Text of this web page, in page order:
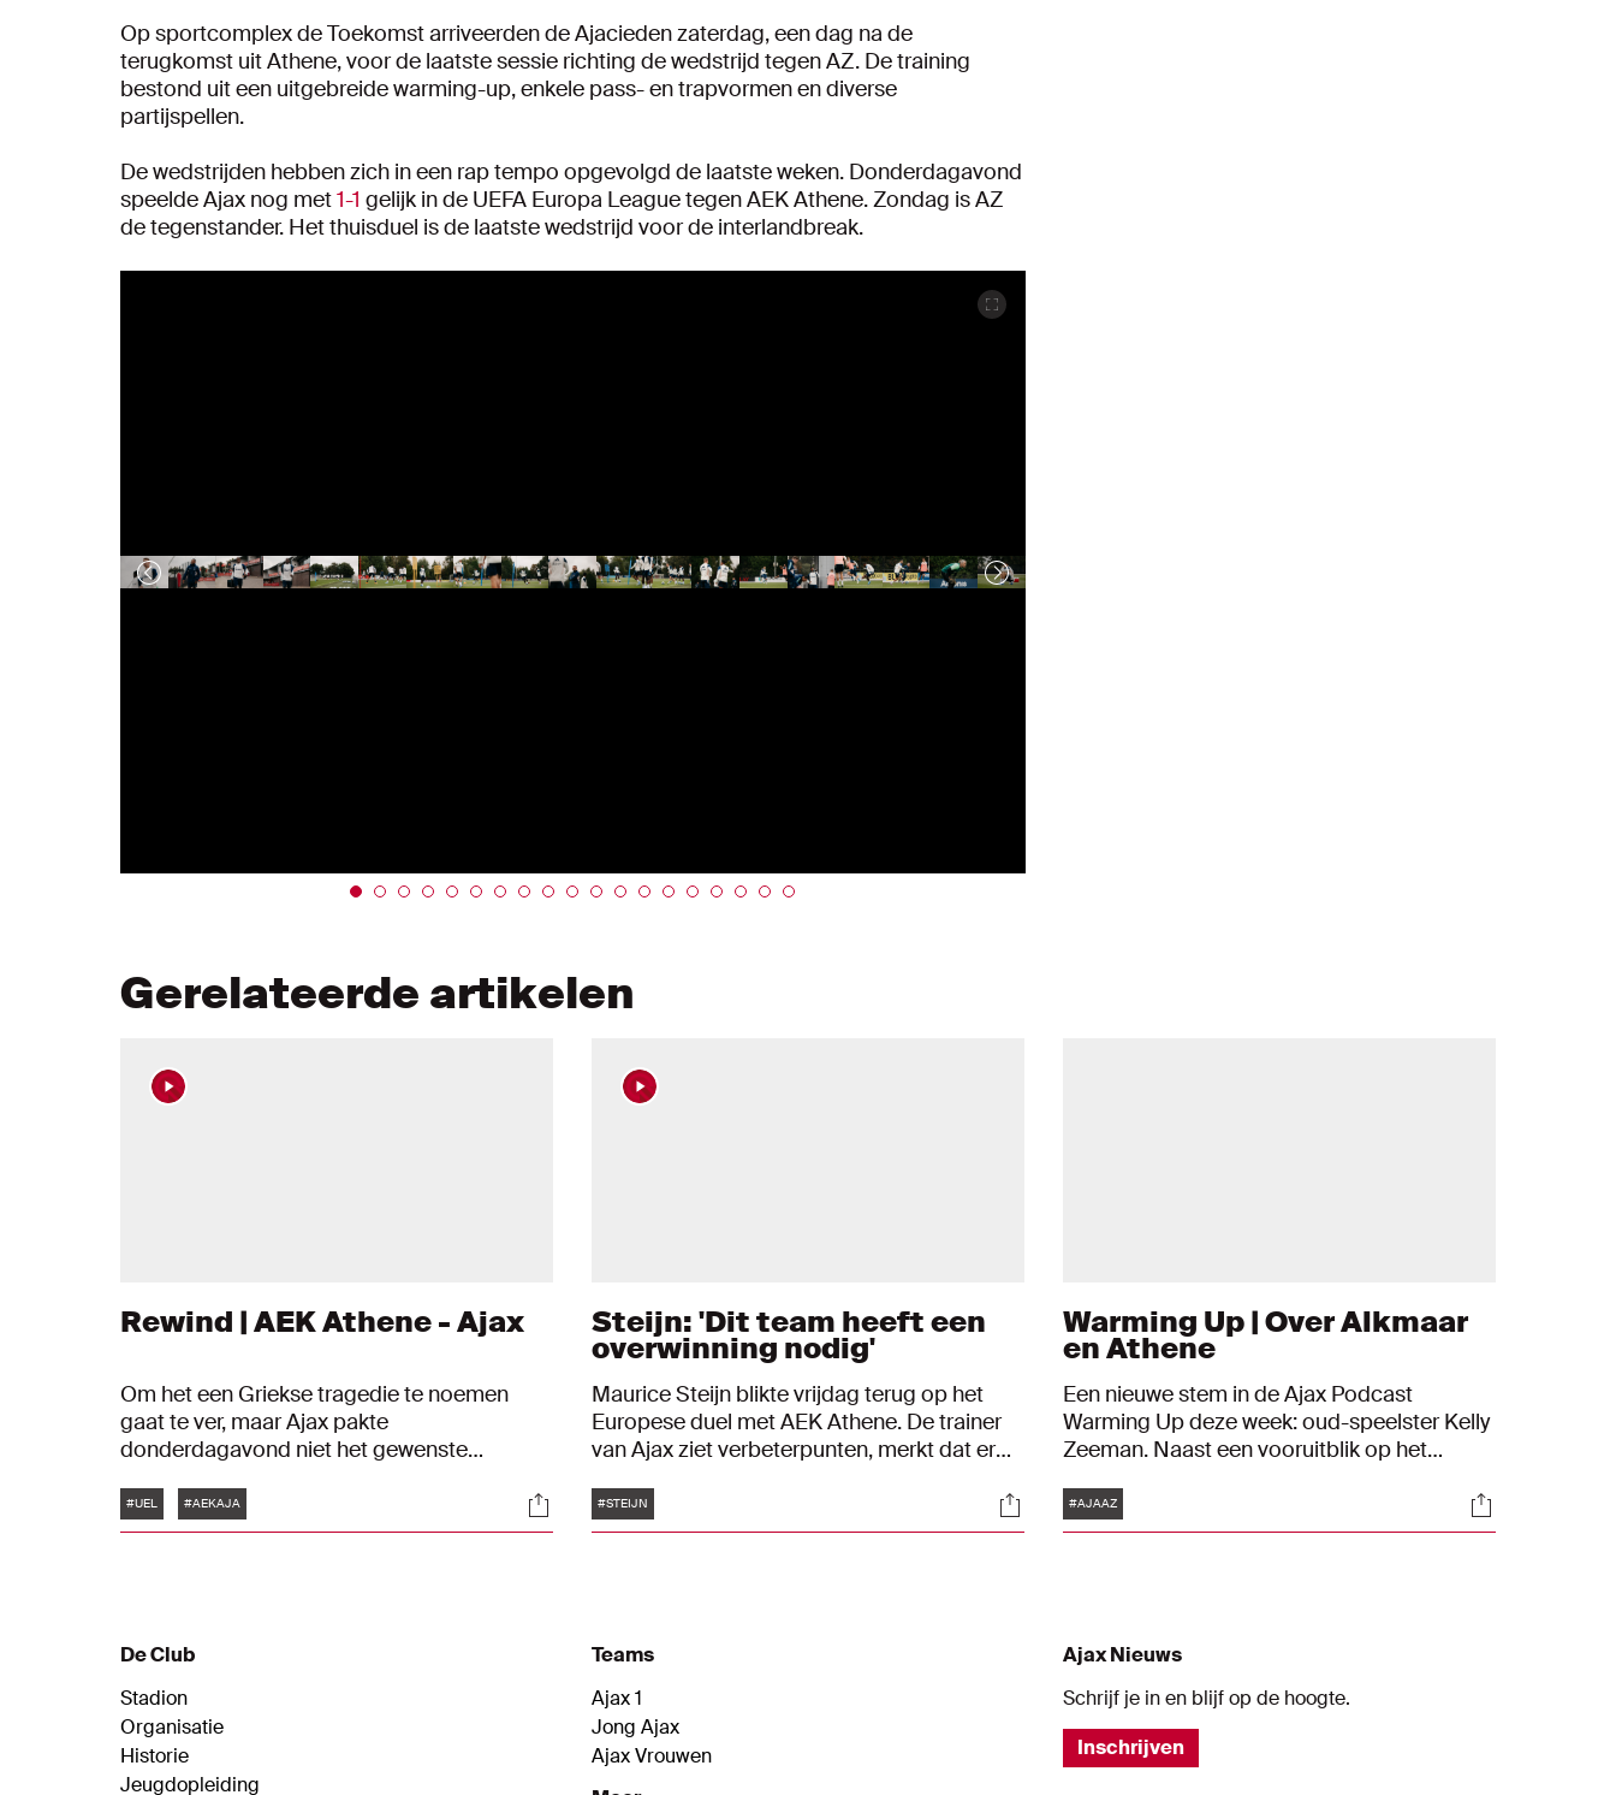
Op sportcomplex de Toekomst arriveerden de Ajacieden zaterdag, een dag na de
terugkomst uit Athene, voor de laatste sessie richting de wedstrijd tegen AZ. De training
bestond uit een uitgebreide warming-up, enkele pass- en trapvormen en diverse
partijspellen.
De wedstrijden hebben zich in een rap tempo opgevolgd de laatste weken. Donderdagavond
speelde Ajax nog met1-1 gelijk in de UEFA Europa League tegen AEK Athene. Zondag is AZ
de tegenstander. Het thuisduel is de laatste wedstrijd voor de interlandbreak.
Gerelateerde artikelen
Rewind | AEK Athene - Ajax
Om het een Griekse tragedie te noemen
gaat te ver, maar Ajax pakte
donderdagavond niet het gewenste
ploeg van Maurice Steijn in de eerste helft
de bovenliggende partij was, keerde het
Tags
#UEL #AEKAJA Socials
Steijn: 'Dit team heeft een
overwinning nodig'
Maurice Steijn blikte vrijdag terug op het
Europese duel met AEK Athene. De trainer
van Ajax ziet verbeterpunten, merkt dat er
in op de thuiswedstrijd tegen AZ.
Tags
#STEIJN Socials
Warming Up | Over Alkmaar
en Athene
Een nieuwe stem in de Ajax Podcast
Warming Up deze week: oud-speelster Kelly
Zeeman. Naast een vooruitblik op het
Louis van Gaal voor en kijken we nog even
terug op het UEFA Europa League-gelijkspel
Tags
#AJAAZ Socials
De Club
Stadion
Organisatie
Historie
Jeugdopleiding
Teams
Ajax 1
Jong Ajax
Ajax Vrouwen
Ajax Nieuws
Schrijf je in en blijf op de hoogte.
Inschrijven